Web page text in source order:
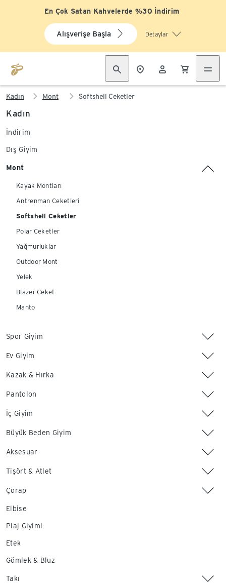
En Çok Satan Kahvelerde %30 İndirim
Alışverişe Başla Detaylar
Kadın Mont Softshell Ceketler
Kadın
İndirim
Dış Giyim
Mont
Kayak Montları
Antrenman Ceketleri
Softshell Ceketler
Polar Ceketler
Yağmurluklar
Outdoor Mont
Yelek
Blazer Ceket
Manto
Spor Giyim
Ev Giyim
Kazak & Hırka
Pantolon
İç Giyim
Büyük Beden Giyim
Aksesuar
Tişört & Atlet
Çorap
Elbise
Plaj Giyimi
Etek
Gömlek & Bluz
Takı